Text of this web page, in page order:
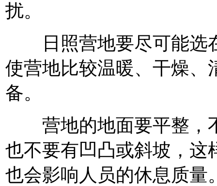
扰。
日照营地要尽可能选
使营地比较温暖、干燥、
备。
营地的地面要平整，
也不要有凹凸或斜坡，这
也会影响人员的休息质量